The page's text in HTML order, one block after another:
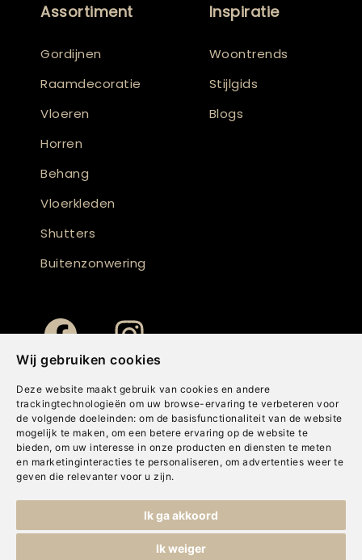
Wij gebruiken cookies
Deze website maakt gebruik van cookies en andere
trackingtechnologieën om uw browse-ervaring te verbeteren voor
de volgende doeleinden: om de basisfunctionaliteit van de website
mogelijk te maken , om een betere ervaring op de website te
bieden, om uw interesse in onze producten en diensten te meten
en marketinginteracties te personaliseren , om advertenties weer te
geven die relevanter voor u zijn.
Ik ga akkoord
Ik weiger
Assortiment
Gordijnen
Raamdecoratie
Vloeren
Horren
Behang
Vloerkleden
Shutters
Buitenzonwering
Inspiratie
Woontrends
Stijlgids
Blogs
Cookies